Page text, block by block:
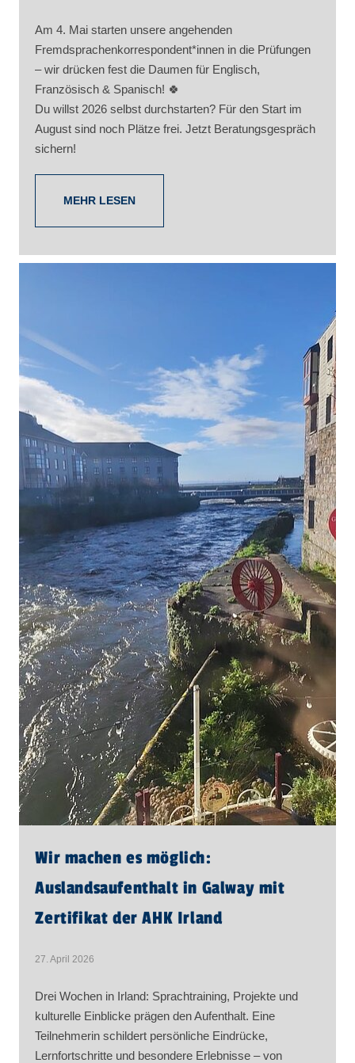
Am 4. Mai starten unsere angehenden
Fremdsprachenkorrespondent*innen in die Prüfungen
– wir drücken fest die Daumen für Englisch,
Französisch & Spanisch! 🍀
Du willst 2026 selbst durchstarten? Für den Start im
August sind noch Plätze frei. Jetzt Beratungsgespräch
sichern!
MEHR LESEN
Wir machen es möglich:
Auslandsaufenthalt in Galway mit
Zertifikat der AHK Irland
27. April 2026
Drei Wochen in Irland: Sprachtraining, Projekte und
kulturelle Einblicke prägen den Aufenthalt. Eine
Teilnehmerin schildert persönliche Eindrücke,
Lernfortschritte und besondere Erlebnisse – von